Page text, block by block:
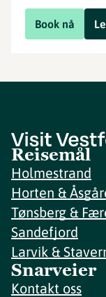
Book nå
Reisemål
Holmestrand
Horten &
Tønsberg &
Sandefjord
Larvik &
Snarveier
Kontakt oss